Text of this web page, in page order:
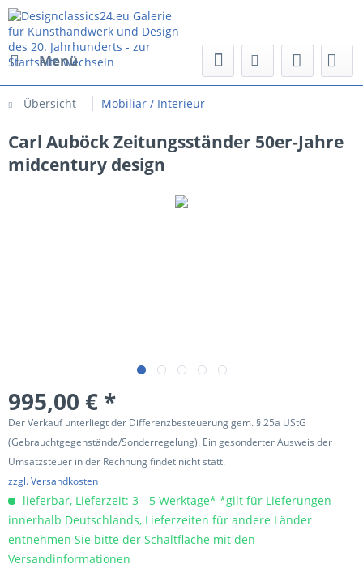
Menü
Übersicht Mobiliar / Interieur
Carl Auböck Zeitungsständer 50er-Jahre
midcentury design
995,00 € *
Der Verkauf unterliegt der Differenzbesteuerung gem. § 25a UStG
(Gebrauchtgegenstände/Sonderregelung). Ein gesonderter Ausweis der
Umsatzsteuer in der Rechnung findet nicht statt.
zzgl. Versandkosten
lieferbar, Lieferzeit: 3 - 5 Werktage* *gilt für Lieferungen
innerhalb Deutschlands, Lieferzeiten für andere Länder
entnehmen Sie bitte der Schaltfläche mit den
Versandinformationen